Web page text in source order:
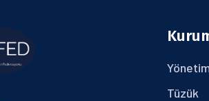
Tüzük